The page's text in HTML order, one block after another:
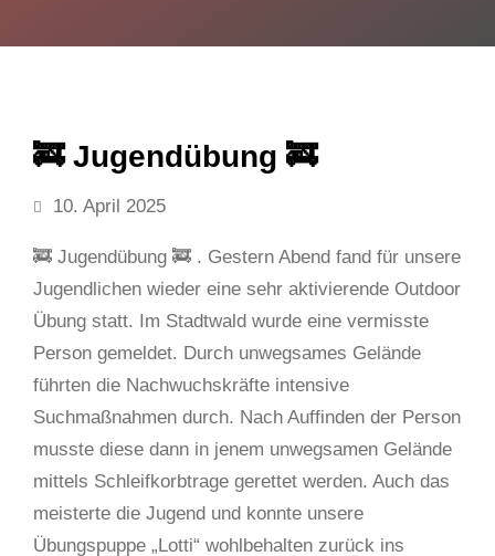
🚒 Jugendübung 🚒
10. April 2025
🚒 Jugendübung 🚒 . Gestern Abend fand für unsere
Jugendlichen wieder eine sehr aktivierende Outdoor
Übung statt. Im Stadtwald wurde eine vermisste
Person gemeldet. Durch unwegsames Gelände
führten die Nachwuchskräfte intensive
Suchmaßnahmen durch. Nach Auffinden der Person
musste diese dann in jenem unwegsamen Gelände
mittels Schleifkorbtrage gerettet werden. Auch das
meisterte die Jugend und konnte unsere
Übungspuppe „Lotti“ wohlbehalten zurück ins